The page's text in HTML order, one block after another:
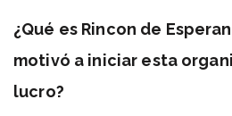
¿Qué es Rincon de
motivó a iniciar esta
lucro?